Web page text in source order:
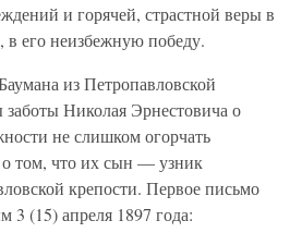
и горячей, страстной веры в
в его неизбежную победу.
из Петропавловской
заботы Николая Эрнестовича о
не слишком огорчать
о том, что их сын — узник
крепости. Первое письмо
3 (15) апреля 1897 года: